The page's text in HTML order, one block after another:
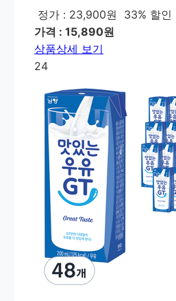
정가 : 23,900원
33% 할인
가격 : 15,890원
상품상세 보기
24